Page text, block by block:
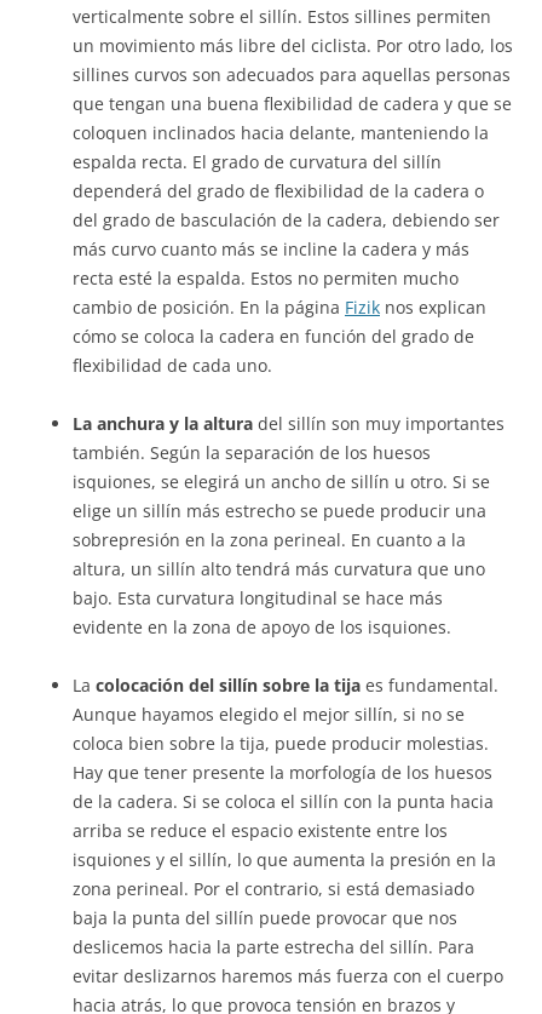
verticalmente sobre el sillín. Estos sillines permiten
un movimiento más libre del ciclista. Por otro lado, los
sillines curvos son adecuados para aquellas personas
que tengan una buena flexibilidad de cadera y que se
coloquen inclinados hacia delante, manteniendo la
espalda recta. El grado de curvatura del sillín
dependerá del grado de flexibilidad de la cadera o
del grado de basculación de la cadera, debiendo ser
más curvo cuanto más se incline la cadera y más
recta esté la espalda. Estos no permiten mucho
cambio de posición. En la página Fizik nos explican
cómo se coloca la cadera en función del grado de
flexibilidad de cada uno.
La anchura y la altura del sillín son muy importantes
también. Según la separación de los huesos
isquiones, se elegirá un ancho de sillín u otro. Si se
elige un sillín más estrecho se puede producir una
sobrepresión en la zona perineal. En cuanto a la
altura, un sillín alto tendrá más curvatura que uno
bajo. Esta curvatura longitudinal se hace más
evidente en la zona de apoyo de los isquiones.
La colocación del sillín sobre la tija es fundamental.
Aunque hayamos elegido el mejor sillín, si no se
coloca bien sobre la tija, puede producir molestias.
Hay que tener presente la morfología de los huesos
de la cadera. Si se coloca el sillín con la punta hacia
arriba se reduce el espacio existente entre los
isquiones y el sillín, lo que aumenta la presión en la
zona perineal. Por el contrario, si está demasiado
baja la punta del sillín puede provocar que nos
deslicemos hacia la parte estrecha del sillín. Para
evitar deslizarnos haremos más fuerza con el cuerpo
hacia atrás, lo que provoca tensión en brazos y